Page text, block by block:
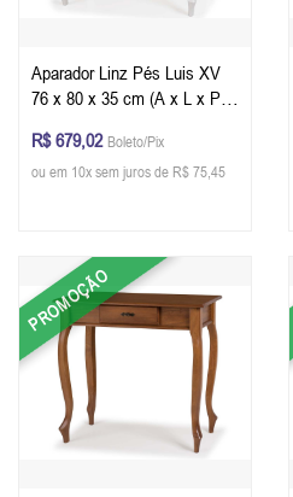
Aparador Linz Pés Luis XV
76 x 80 x 35 cm (A x L x P) -
R$ 679,02 Boleto/Pix
ou em 10x sem juros de R$ 75,45
PROMOÇÃO